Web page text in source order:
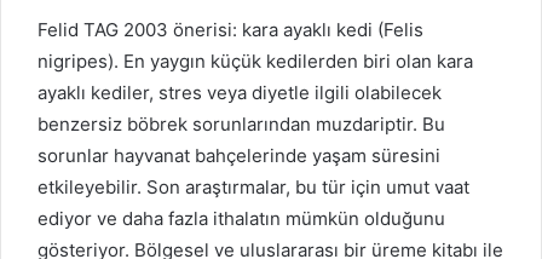
Felid TAG 2003 önerisi: kara ayaklı kedi (Felis
nigripes). En yaygın küçük kedilerden biri olan kara
ayaklı kediler, stres veya diyetle ilgili olabilecek
benzersiz böbrek sorunlarından muzdariptir. Bu
sorunlar hayvanat bahçelerinde yaşam süresini
etkileyebilir. Son araştırmalar, bu tür için umut vaat
ediyor ve daha fazla ithalatın mümkün olduğunu
gösteriyor. Bölgesel ve uluslararası bir üreme kitabı ile